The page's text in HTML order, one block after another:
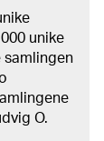
unike
O.